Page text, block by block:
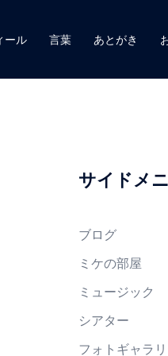
ール 言葉 あとがき
サイドメ
ブログ
ミケの部屋
ミュージック
シアター
フォトギャラ